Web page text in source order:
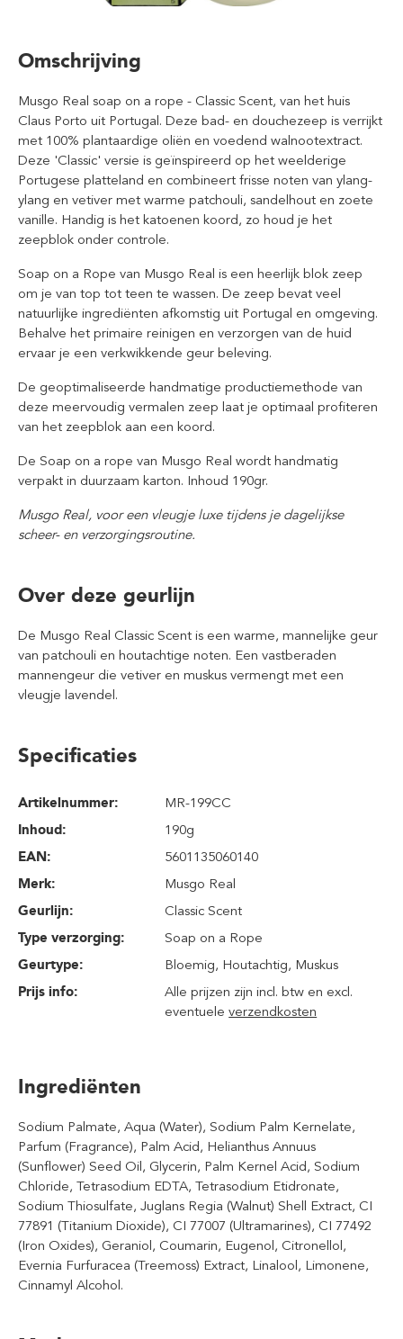
Omschrijving
Musgo Real soap on a rope - Classic Scent, van het huis
Claus Porto uit Portugal. Deze bad- en douchezeep is verrijkt
met 100% plantaardige oliën en voedend walnootextract.
Deze 'Classic' versie is geïnspireerd op het weelderige
Portugese platteland en combineert frisse noten van ylang-
ylang en vetiver met warme patchouli, sandelhout en zoete
vanille. Handig is het katoenen koord, zo houd je het
zeepblok onder controle.
Soap on a Rope van Musgo Real is een heerlijk blok zeep
om je van top tot teen te wassen. De zeep bevat veel
natuurlijke ingrediënten afkomstig uit Portugal en omgeving.
Behalve het primaire reinigen en verzorgen van de huid
ervaar je een verkwikkende geur beleving.
De geoptimaliseerde handmatige productiemethode van
deze meervoudig vermalen zeep laat je optimaal profiteren
van het zeepblok aan een koord.
De Soap on a rope van Musgo Real wordt handmatig
verpakt in duurzaam karton. Inhoud 190gr.
Musgo Real, voor een vleugje luxe tijdens je dagelijkse
scheer- en verzorgingsroutine.
Over deze geurlijn
De Musgo Real Classic Scent is een warme, mannelijke geur
van patchouli en houtachtige noten. Een vastberaden
mannengeur die vetiver en muskus vermengt met een
vleugje lavendel.
Specificaties
Artikelnummer:
MR-199CC
Inhoud:
190g
EAN:
5601135060140
Merk:
Musgo Real
Geurlijn:
Classic Scent
Type verzorging:
Soap on a Rope
Geurtype:
Bloemig, Houtachtig, Muskus
Prijs info:
Alle prijzen zijn incl. btw en excl.
eventueleverzendkosten
Ingrediënten
Sodium Palmate, Aqua (Water), Sodium Palm Kernelate,
Parfum (Fragrance), Palm Acid, Helianthus Annuus
(Sunflower) Seed Oil, Glycerin, Palm Kernel Acid, Sodium
Chloride, Tetrasodium EDTA, Tetrasodium Etidronate,
Sodium Thiosulfate, Juglans Regia (Walnut) Shell Extract, CI
77891 (Titanium Dioxide), CI 77007 (Ultramarines), CI 77492
(Iron Oxides), Geraniol, Coumarin, Eugenol, Citronellol,
Evernia Furfuracea (Treemoss) Extract, Linalool, Limonene,
Cinnamyl Alcohol.